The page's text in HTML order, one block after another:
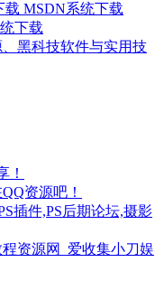
载 MSDN系统下载
下载
黑科技软件与实用技
！
资源吧！
插件,PS后期论坛,摄影
资源网_爱收集小刀娱